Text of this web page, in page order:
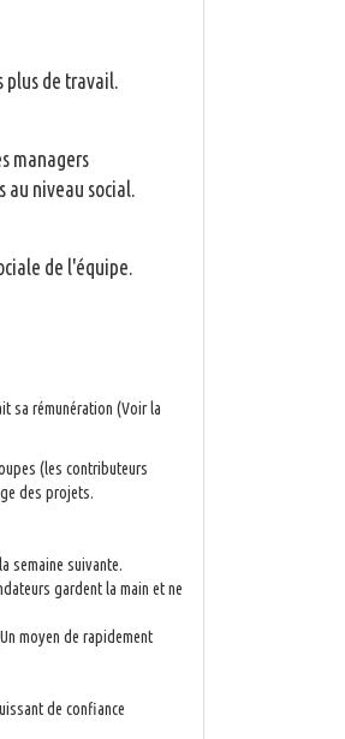
plus de travail.
managers
au niveau social.
de l'équipe.
sa rémunération (Voir la
(les contributeurs
des projets.
semaine suivante.
gardent la main et ne
moyen de rapidement
de confiance